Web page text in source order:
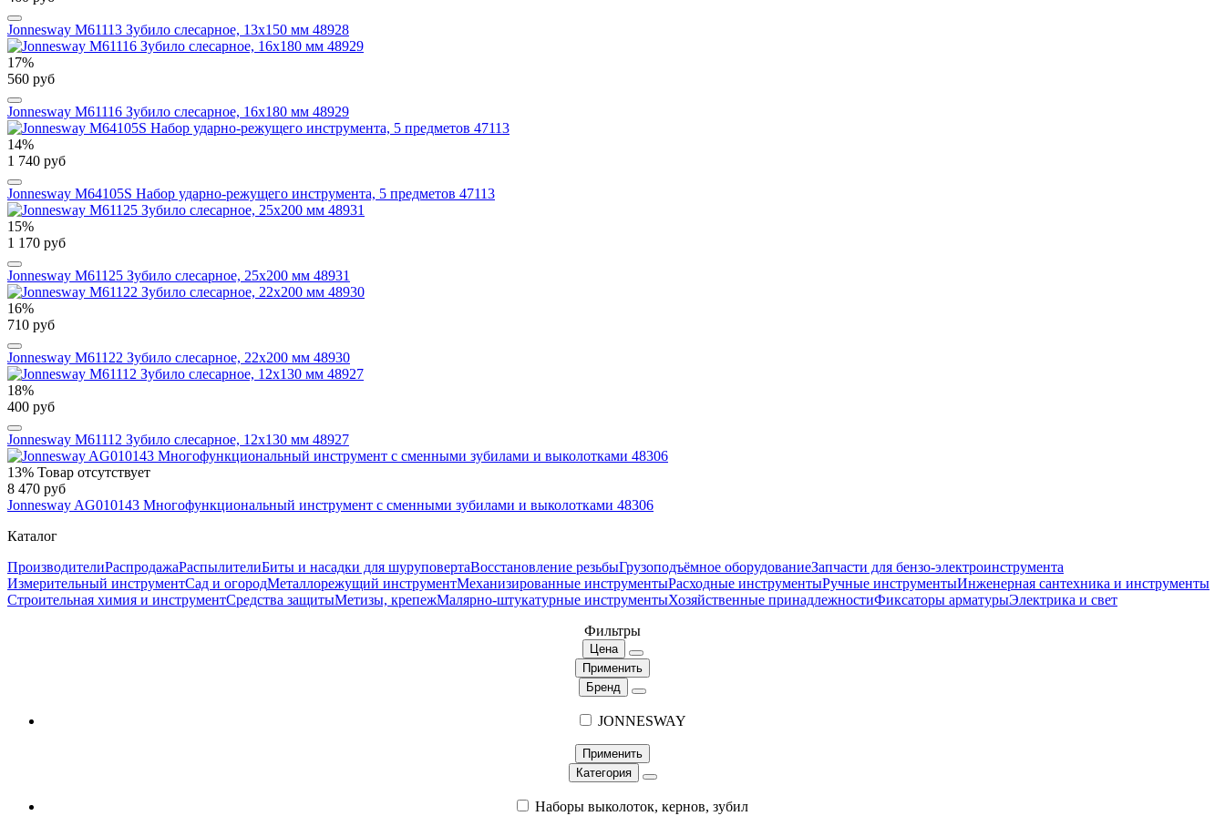
Jonnesway M61113 Зубило слесарное, 13х150 мм 48928
17%
560 руб
Jonnesway M61116 Зубило слесарное, 16х180 мм 48929
14%
1 740 руб
Jonnesway M64105S Набор ударно-режущего инструмента, 5 предметов 47113
15%
1 170 руб
Jonnesway M61125 Зубило слесарное, 25х200 мм 48931
16%
710 руб
Jonnesway M61122 Зубило слесарное, 22х200 мм 48930
18%
400 руб
Jonnesway M61112 Зубило слесарное, 12х130 мм 48927
13% Товар отсутствует
8 470 руб
Jonnesway AG010143 Многофункциональный инструмент с сменными зубилами и выколотками 48306
Каталог
ПроизводителиРаспродажаРаспылителиБиты и насадки для шуруповертаВосстановление резьбыГрузоподъёмное оборудованиеЗапчасти для бензо-электроинструмента
Измерительный инструментСад и огородМеталлорежущий инструментМеханизированные инструментыРасходные инструментыРучные инструментыИнженерная сантехника и инструменты
Строительная химия и инструментСредства защитыМетизы, крепежМалярно-штукатурные инструментыХозяйственные принадлежностиФиксаторы арматурыЭлектрика и свет
Фильтры
Цена
Применить
Бренд
JONNESWAY
Применить
Категория
Наборы выколоток, кернов, зубил